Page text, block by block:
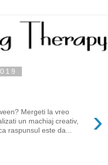
›
Mergeti la vreo
un machiaj creativ,
raspunsul este da...